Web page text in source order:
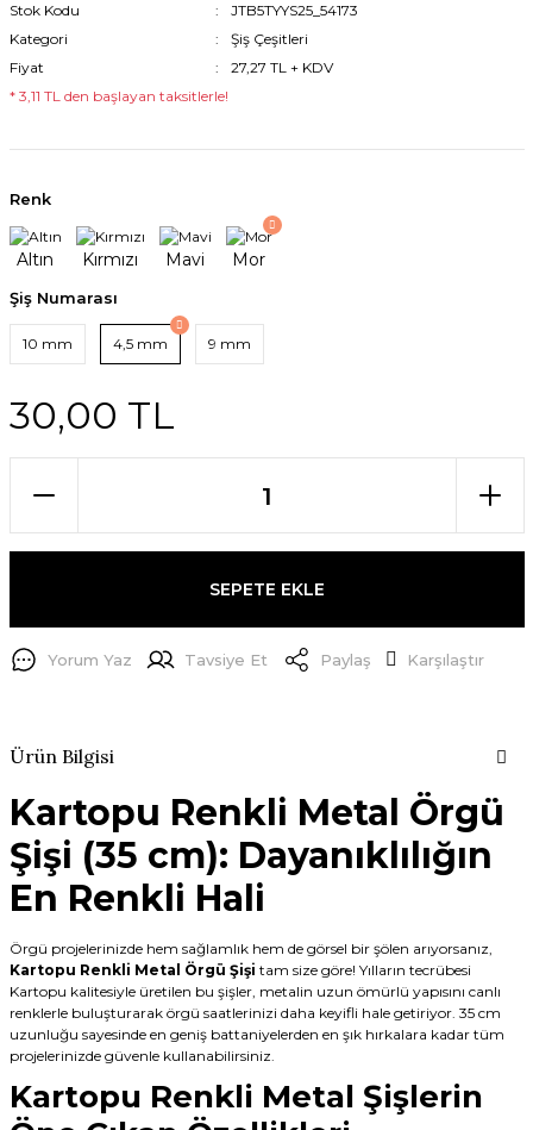
Stok Kodu
JTB5TYYS25_54173
Kategori
Şiş Çeşitleri
Fiyat
27,27 TL + KDV
* 3,11 TL den başlayan taksitlerle!
Renk
Şiş Numarası
10 mm 4,5 mm 9 mm
30,00 TL
SEPETE EKLE
Yorum Yaz Tavsiye Et Paylaş Karşılaştır
Ürün Bilgisi
Kartopu Renkli Metal Örgü
Şişi (35 cm): Dayanıklılığın
En Renkli Hali
Örgü projelerinizde hem sağlamlık hem de görsel bir şölen arıyorsanız,
Kartopu Renkli Metal Örgü Şişi tam size göre! Yılların tecrübesi
Kartopu kalitesiyle üretilen bu şişler, metalin uzun ömürlü yapısını canlı
renklerle buluşturarak örgü saatlerinizi daha keyifli hale getiriyor. 35 cm
uzunluğu sayesinde en geniş battaniyelerden en şık hırkalara kadar tüm
projelerinizde güvenle kullanabilirsiniz.
Kartopu Renkli Metal Şişlerin